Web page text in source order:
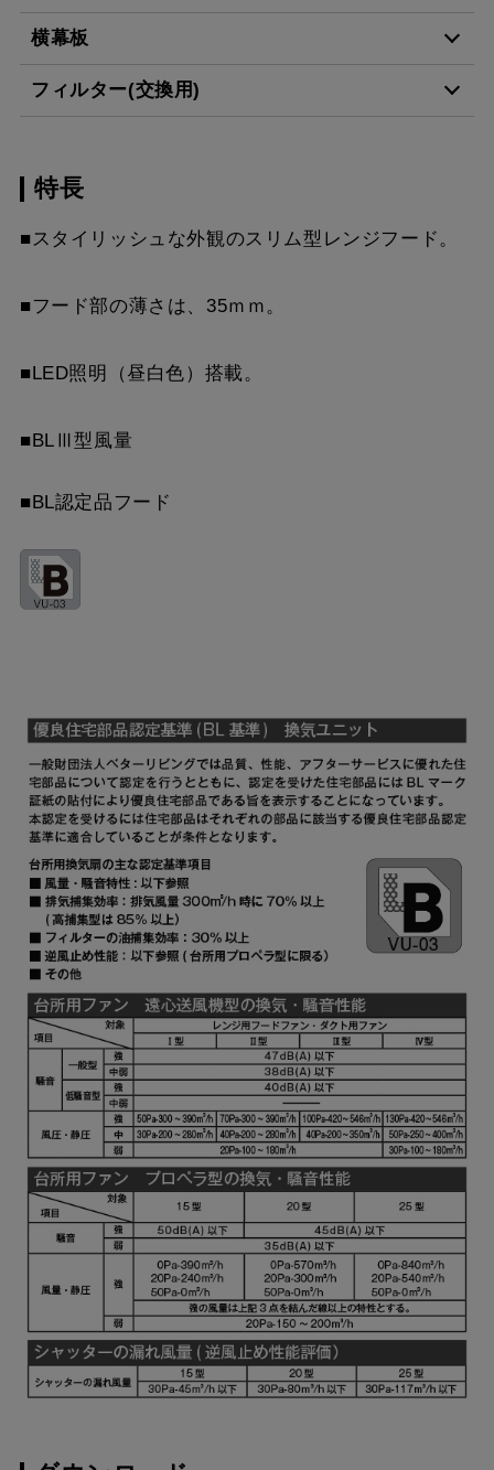
MPB-6465 BK ¥8,140（税抜価格 ￥
MPB-6465 W ¥8,140（税抜価格 ￥
MPB-6465 SBK
MPB-6565 W
MPB-6565 SI
LD-15 ¥3,520（税抜価格 ￥
横幕板
YMP465-C300 W
YMP465-C300 SI ¥9,570（税抜価格 ￥
YMP465-C300 SBK
YMP565-C300 BK
YMP665-C300 BK
YMP665-C300 SBK ¥10,780（税抜価格 ￥
YMKP465-C350 BK ¥7,810（税抜価格 ￥
YMKP465-C350 W ¥7,810（税抜価格 ￥
YMKP465-C350 SI ¥9,570（税抜価格 ￥
YMKP465-C350
SBK
YMKP565-C350 BK ¥7,810（税抜価格 ￥
YMKP565-C350 W ¥7,810（税抜価格 ￥
YMKP565-C350 SI ¥9,570（税抜価格 ￥
YMKP565-C350
¥10,780（税抜価格 ￥
YMKP665-C350 BK ¥7,810（税抜価格 ￥
YMKP665-C350 W ¥7,810（税抜価格 ￥
フィルター(交換用)
VES-4001
FES-4001 ¥5,390（税抜価格 ￥
AES-4001
特長
■スタイリッシュな外観のスリム型レンジフード。
■フード部の薄さは、35ｍｍ。
■LED照明（昼白色）搭載。
■BLⅢ型風量
■BL認定品フード